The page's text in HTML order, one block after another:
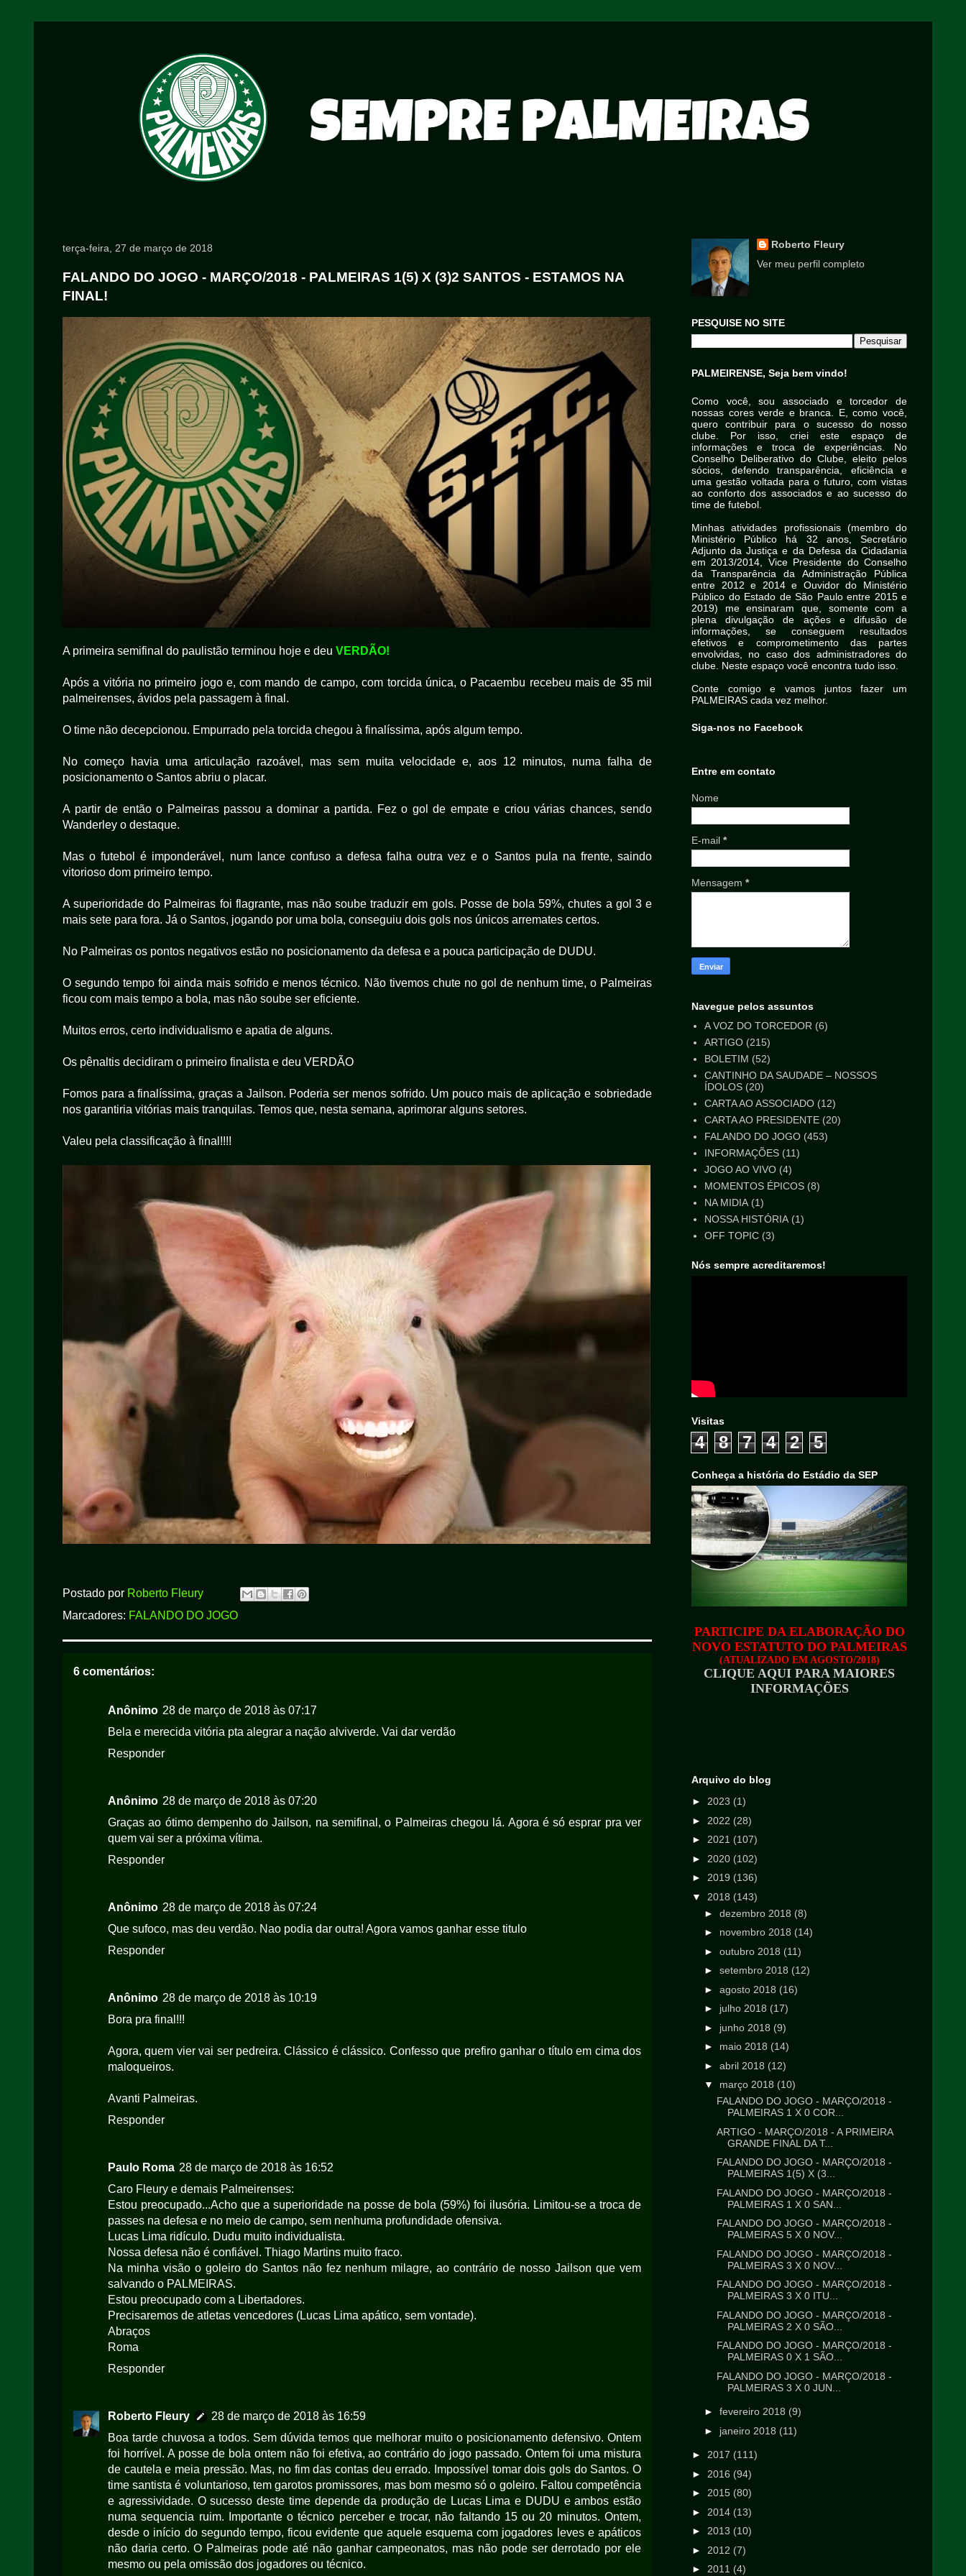
terça-feira, 27 de março de 2018
FALANDO DO JOGO - MARÇO/2018 - PALMEIRAS 1(5) X (3)2 SANTOS - ESTAMOS NA
FINAL!
A primeira semifinal do paulistão terminou hoje e deu VERDÃO!
Após a vitória no primeiro jogo e, com mando de campo, com torcida única, o Pacaembu recebeu mais de 35 mil
palmeirenses, ávidos pela passagem à final.
O time não decepcionou. Empurrado pela torcida chegou à finalíssima, após algum tempo.
No começo havia uma articulação razoável, mas sem muita velocidade e, aos 12 minutos, numa falha de
posicionamento o Santos abriu o placar.
A partir de então o Palmeiras passou a dominar a partida. Fez o gol de empate e criou várias chances, sendo
Wanderley o destaque.
Mas o futebol é imponderável, num lance confuso a defesa falha outra vez e o Santos pula na frente, saindo
vitorioso dom primeiro tempo.
A superioridade do Palmeiras foi flagrante, mas não soube traduzir em gols. Posse de bola 59%, chutes a gol 3 e
mais sete para fora. Já o Santos, jogando por uma bola, conseguiu dois gols nos únicos arremates certos.
No Palmeiras os pontos negativos estão no posicionamento da defesa e a pouca participação de DUDU.
O segundo tempo foi ainda mais sofrido e menos técnico. Não tivemos chute no gol de nenhum time, o Palmeiras
ficou com mais tempo a bola, mas não soube ser eficiente.
Muitos erros, certo individualismo e apatia de alguns.
Os pênaltis decidiram o primeiro finalista e deu VERDÃO
Fomos para a finalíssima, graças a Jailson. Poderia ser menos sofrido. Um pouco mais de aplicação e sobriedade
nos garantiria vitórias mais tranquilas. Temos que, nesta semana, aprimorar alguns setores.
Valeu pela classificação à final!!!!
Postado por Roberto Fleury
Marcadores: FALANDO DO JOGO
6 comentários:
Anônimo 28 de março de 2018 às 07:17
Bela e merecida vitória pta alegrar a nação alviverde. Vai dar verdão
Responder
Anônimo 28 de março de 2018 às 07:20
Graças ao ótimo dempenho do Jailson, na semifinal, o Palmeiras chegou lá. Agora é só esprar pra ver
quem vai ser a próxima vítima.
Responder
Anônimo 28 de março de 2018 às 07:24
Que sufoco, mas deu verdão. Nao podia dar outra! Agora vamos ganhar esse titulo
Responder
Anônimo 28 de março de 2018 às 10:19
Bora pra final!!!
Agora, quem vier vai ser pedreira. Clássico é clássico. Confesso que prefiro ganhar o título em cima dos
maloqueiros.
Avanti Palmeiras.
Responder
Paulo Roma 28 de março de 2018 às 16:52
Caro Fleury e demais Palmeirenses:
Estou preocupado...Acho que a superioridade na posse de bola (59%) foi ilusória. Limitou-se a troca de
passes na defesa e no meio de campo, sem nenhuma profundidade ofensiva.
Lucas Lima ridículo. Dudu muito individualista.
Nossa defesa não é confiável. Thiago Martins muito fraco.
Na minha visão o goleiro do Santos não fez nenhum milagre, ao contrário de nosso Jailson que vem
salvando o PALMEIRAS.
Estou preocupado com a Libertadores.
Precisaremos de atletas vencedores (Lucas Lima apático, sem vontade).
Abraços
Roma
Responder
Roberto Fleury
28 de março de 2018 às 16:59
Boa tarde chuvosa a todos. Sem dúvida temos que melhorar muito o posicionamento defensivo. Ontem
foi horrível. A posse de bola ontem não foi efetiva, ao contrário do jogo passado. Ontem foi uma mistura
de cautela e meia pressão. Mas, no fim das contas deu errado. Impossível tomar dois gols do Santos. O
time santista é voluntarioso, tem garotos promissores, mas bom mesmo só o goleiro. Faltou competência
e agressividade. O sucesso deste time depende da produção de Lucas Lima e DUDU e ambos estão
numa sequencia ruim. Importante o técnico perceber e trocar, não faltando 15 ou 20 minutos. Ontem,
desde o início do segundo tempo, ficou evidente que aquele esquema com jogadores leves e apáticos
não daria certo. O Palmeiras pode até não ganhar campeonatos, mas não pode ser derrotado por ele
mesmo ou pela omissão dos jogadores ou técnico.
Roberto Fleury
Ver meu perfil completo
PESQUISE NO SITE
PALMEIRENSE, Seja bem vindo!
Como você, sou associado e torcedor de
nossas cores verde e branca. E, como você,
quero contribuir para o sucesso do nosso
clube. Por isso, criei este espaço de
informações e troca de experiências. No
Conselho Deliberativo do Clube, eleito pelos
sócios, defendo transparência, eficiência e
uma gestão voltada para o futuro, com vistas
ao conforto dos associados e ao sucesso do
time de futebol.
Minhas atividades profissionais (membro do
Ministério Público há 32 anos, Secretário
Adjunto da Justiça e da Defesa da Cidadania
em 2013/2014, Vice Presidente do Conselho
da Transparência da Administração Pública
entre 2012 e 2014 e Ouvidor do Ministério
Público do Estado de São Paulo entre 2015 e
2019) me ensinaram que, somente com a
plena divulgação de ações e difusão de
informações, se conseguem resultados
efetivos e comprometimento das partes
envolvidas, no caso dos administradores do
clube. Neste espaço você encontra tudo isso.
Conte comigo e vamos juntos fazer um
PALMEIRAS cada vez melhor.
Siga-nos no Facebook
Entre em contato
Nome
E-mail *
Mensagem *
Navegue pelos assuntos
A VOZ DO TORCEDOR (6)
ARTIGO (215)
BOLETIM (52)
CANTINHO DA SAUDADE – NOSSOS
ÍDOLOS (20)
CARTA AO ASSOCIADO (12)
CARTA AO PRESIDENTE (20)
FALANDO DO JOGO (453)
INFORMAÇÕES (11)
JOGO AO VIVO (4)
MOMENTOS ÉPICOS (8)
NA MIDIA (1)
NOSSA HISTÓRIA (1)
OFF TOPIC (3)
Nós sempre acreditaremos!
Visitas
4 8 7 4 2 5
Conheça a história do Estádio da SEP
PARTICIPE DA ELABORAÇÃO DO
NOVO ESTATUTO DO PALMEIRAS
(ATUALIZADO EM AGOSTO/2018)
CLIQUE AQUI PARA MAIORES
INFORMAÇÕES
Arquivo do blog
► 2023 (1)
► 2022 (28)
► 2021 (107)
► 2020 (102)
► 2019 (136)
▼ 2018 (143)
► dezembro 2018 (8)
► novembro 2018 (14)
► outubro 2018 (11)
► setembro 2018 (12)
► agosto 2018 (16)
► julho 2018 (17)
► junho 2018 (9)
► maio 2018 (14)
► abril 2018 (12)
▼ março 2018 (10)
FALANDO DO JOGO - MARÇO/2018 -
PALMEIRAS 1 X 0 COR...
ARTIGO - MARÇO/2018 - A PRIMEIRA
GRANDE FINAL DA T...
FALANDO DO JOGO - MARÇO/2018 -
PALMEIRAS 1(5) X (3...
FALANDO DO JOGO - MARÇO/2018 -
PALMEIRAS 1 X 0 SAN...
FALANDO DO JOGO - MARÇO/2018 -
PALMEIRAS 5 X 0 NOV...
FALANDO DO JOGO - MARÇO/2018 -
PALMEIRAS 3 X 0 NOV...
FALANDO DO JOGO - MARÇO/2018 -
PALMEIRAS 3 X 0 ITU...
FALANDO DO JOGO - MARÇO/2018 -
PALMEIRAS 2 X 0 SÃO...
FALANDO DO JOGO - MARÇO/2018 -
PALMEIRAS 0 X 1 SÃO...
FALANDO DO JOGO - MARÇO/2018 -
PALMEIRAS 3 X 0 JUN...
► fevereiro 2018 (9)
► janeiro 2018 (11)
► 2017 (111)
► 2016 (94)
► 2015 (80)
► 2014 (13)
► 2013 (10)
► 2012 (7)
► 2011 (4)